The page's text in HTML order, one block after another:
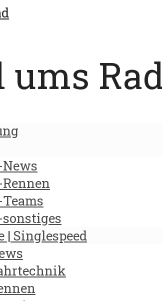
ums
| Singlespeed